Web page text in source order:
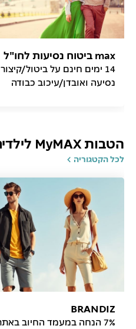
max ביטוח נסיעות לחו"ל
14 ימים חינם על ביטול/קיצור
נסיעה ואובדן/עיכוב כבודה
הטבות MyMAX לילדים
לכל הקטגוריה
BRANDIZ
7% הנחה במעמד החיוב באתר